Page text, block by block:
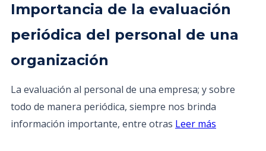
Importancia de la evaluación
periódica del personal de una
organización
La evaluación al personal de una empresa; y sobre
todo de manera periódica, siempre nos brinda
información importante, entre otras Leer más